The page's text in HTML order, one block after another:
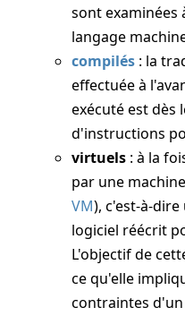
sont examinées
langage
compilés : la
effectuée à
exécuté est dès
d'instructions
virtuels : à la
par une
VM), c'est-à-
logiciel réécrit
L'objectif de
ce qu'elle
contraintes d'un